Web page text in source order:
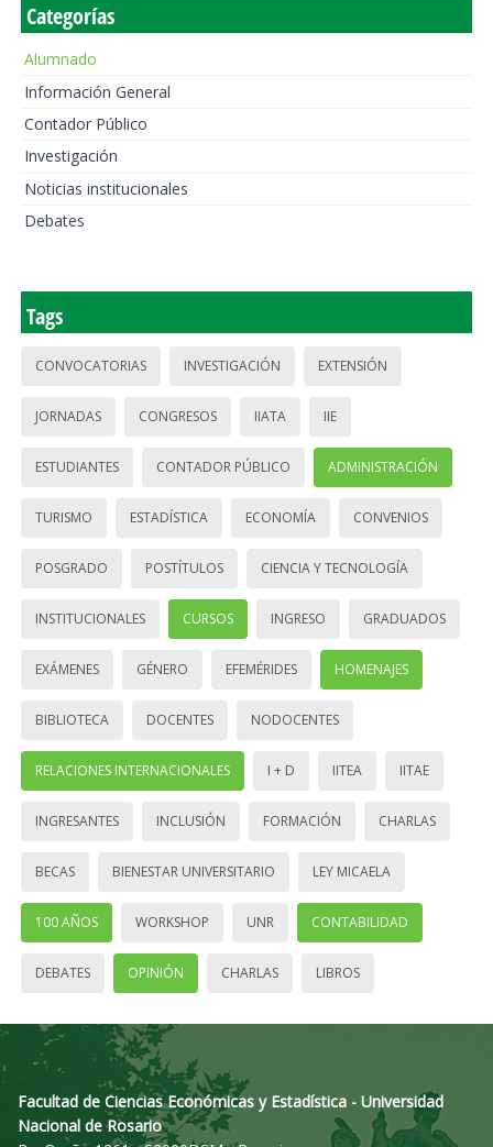
Categorías
Alumnado
Información General
Contador Público
Investigación
Noticias institucionales
Debates
Tags
CONVOCATORIAS INVESTIGACIÓN EXTENSIÓN
JORNADAS CONGRESOS IIATA IIE
ESTUDIANTES CONTADOR PÚBLICO ADMINISTRACIÓN
TURISMO ESTADÍSTICA ECONOMÍA CONVENIOS
POSGRADO POSTÍTULOS CIENCIA Y TECNOLOGÍA
INSTITUCIONALES CURSOS INGRESO GRADUADOS
EXÁMENES GÉNERO EFEMÉRIDES HOMENAJES
BIBLIOTECA DOCENTES NODOCENTES
RELACIONES INTERNACIONALES I + D IITEA IITAE
INGRESANTES INCLUSIÓN FORMACIÓN CHARLAS
BECAS BIENESTAR UNIVERSITARIO LEY MICAELA
100 AÑOS WORKSHOP UNR CONTABILIDAD
DEBATES OPINIÓN CHARLAS LIBROS
Facultad de Ciencias Económicas y Estadística - Universidad
Nacional de Rosario